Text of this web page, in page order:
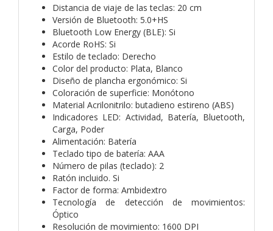
Distancia de viaje de las teclas: 20 cm
Versión de Bluetooth: 5.0+HS
Bluetooth Low Energy (BLE): Si
Acorde RoHS: Si
Estilo de teclado: Derecho
Color del producto: Plata, Blanco
Diseño de plancha ergonómico: Si
Coloración de superficie: Monótono
Material Acrilonitrilo: butadieno estireno (ABS)
Indicadores LED: Actividad, Batería, Bluetooth,
Carga, Poder
Alimentación: Batería
Teclado tipo de batería: AAA
Número de pilas (teclado): 2
Ratón incluido. Si
Factor de forma: Ambidextro
Tecnología de detección de movimientos:
Óptico
Resolución de movimiento: 1600 DPI